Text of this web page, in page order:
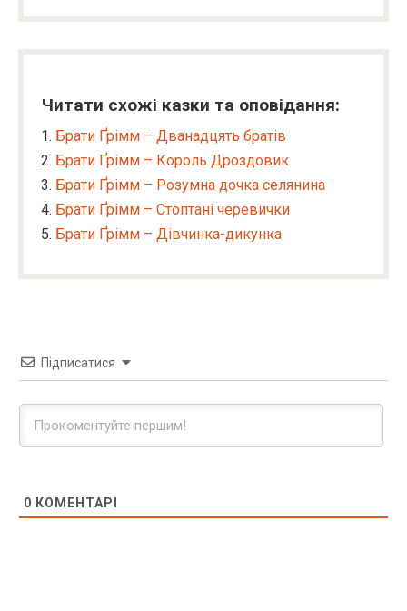
Читати схожі казки та оповідання:
Брати Ґрімм – Дванадцять братів
Брати Ґрімм – Король Дроздовик
Брати Ґрімм – Розумна дочка селянина
Брати Ґрімм – Стоптані черевички
Брати Ґрімм – Дівчинка-дикунка
Підписатися
0 КОМЕНТАРІ